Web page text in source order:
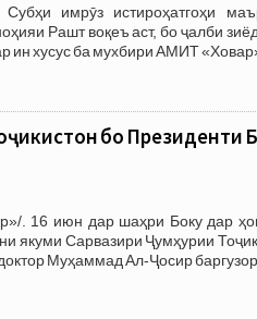
имрӯз истироҳатгоҳи
Рашт воқеъ аст, бо ҷалби
ин хусус ба мухбири АМИТ
бо Президенти
. 16 июн дар шаҳри Боку дар
якуми Сарвазири Ҷумҳурии
Муҳаммад Ал-Ҷосир баргузор